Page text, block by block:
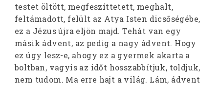
testet öltött, megfeszíttetett, meghalt,
feltámadott, felült az Atya Isten dicsőségébe,
ez a Jézus újra eljön majd. Tehát van egy
másik ádvent, az pedig a nagy ádvent. Hogy
ez úgy lesz-e, ahogy ez a gyermek akarta a
boltban, vagyis az időt hosszabbítjuk, toldjuk,
nem tudom. Ma erre hajt a világ. Lám, ádvent